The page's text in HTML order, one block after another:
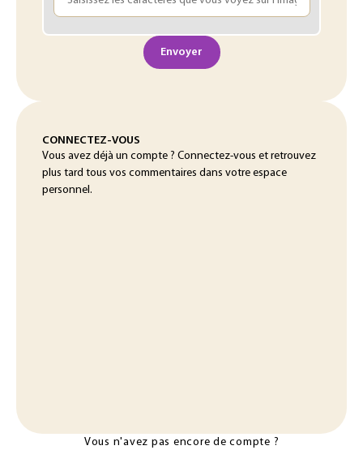
Envoyer
CONNECTEZ-VOUS
Vous avez déjà un compte ? Connectez-vous et retrouvez
plus tard tous vos commentaires dans votre espace
personnel.
Vous n'avez pas encore de compte ?